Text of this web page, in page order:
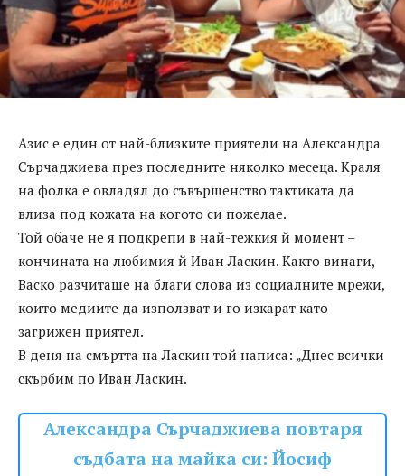
Азис е един от най-близките приятели на Александра
Сърчаджиева през последните няколко месеца. Краля
на фолка е овладял до съвършенство тактиката да
влиза под кожата на когото си пожелае.
Той обаче не я подкрепи в най-тежкия й момент –
кончината на любимия й Иван Ласкин. Както винаги,
Васко разчиташе на благи слова из социалните мрежи,
които медиите да използват и го изкарат като
загрижен приятел.
В деня на смъртта на Ласкин той написа: „Днес всички
скърбим по Иван Ласкин.
Александра Сърчаджиева повтаря
съдбата на майка си: Йосиф